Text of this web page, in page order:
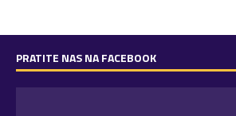
PRATITE NAS NA FACEBOOK